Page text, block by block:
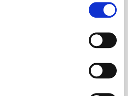
Sie einen externen Inhalt,
Sie können ihn sich mit